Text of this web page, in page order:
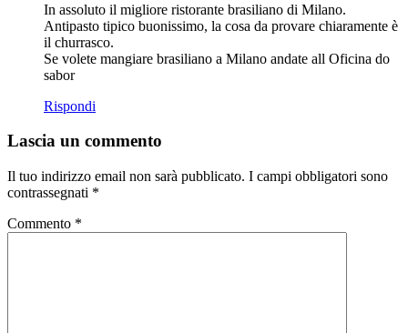
In assoluto il migliore ristorante brasiliano di Milano.
Antipasto tipico buonissimo, la cosa da provare chiaramente è
il churrasco.
Se volete mangiare brasiliano a Milano andate all Oficina do
sabor
Rispondi
Lascia un commento
Il tuo indirizzo email non sarà pubblicato. I campi obbligatori sono
contrassegnati *
Commento *